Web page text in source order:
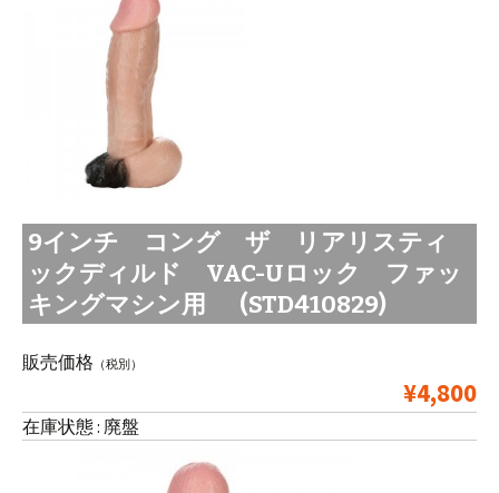
9インチ コング ザ リアリスティ
ックディルド VAC-Uロック ファッ
キングマシン用 (STD410829)
販売価格 （税別）
¥4,800
在庫状態 : 廃盤